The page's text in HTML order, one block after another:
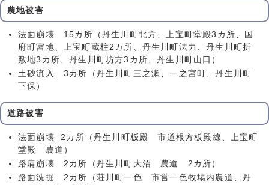
農地被害
法面崩壊 15カ所（丹生川町北方、上宝町堂殿3カ所、国
府町宮地、上宝町蔵柱2カ所、丹生川町法力、丹生川町折
敷地3カ所、丹生川町坊方3カ所、丹生川町山口）
土砂流入 3カ所（丹生川町三之瀬、一之宮町、丹生川町
下保）
道路被害
法面崩壊 2カ所（丹生川町板殿 市道根方板殿線、上宝町
堂殿 農道）
路肩崩壊 2カ所（丹生川町大沼 農道 2カ所）
路面洗掘 2カ所（荘川町一色 市営一色牧場内農道、丹